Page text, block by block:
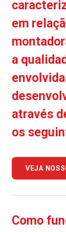
em
a
através
os
VEJA
Como